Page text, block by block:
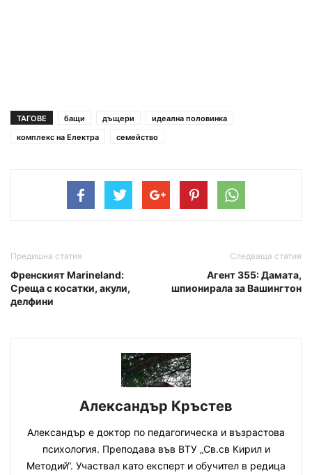
ТАГОВЕ бащи дъщери
идеална половинка
комплекс на Електра
семейство
Предишна статия
Френският Marineland:
Среща с косатки, акули,
делфини
Следваща статия
Агент 355: Дамата,
шпионирала за Вашингтон
Александър Кръстев
Александър е доктор по педагогическа и възрастова
психология. Преподава във ВТУ „Св.св Кирил и
Методий“. Участвал като експерт и обучител в редица